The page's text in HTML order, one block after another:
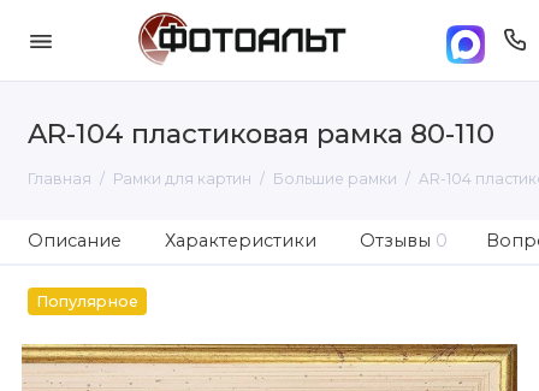
AR-104 пластиковая рамка 80-110
Главная Рамки для картин Большие рамки AR-104
Описание Характеристики Отзывы 0
Популярное